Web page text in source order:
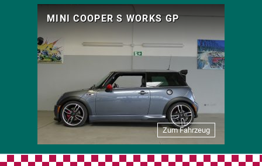
MINI COOPER S WORKS GP
Zum Fahrzeug